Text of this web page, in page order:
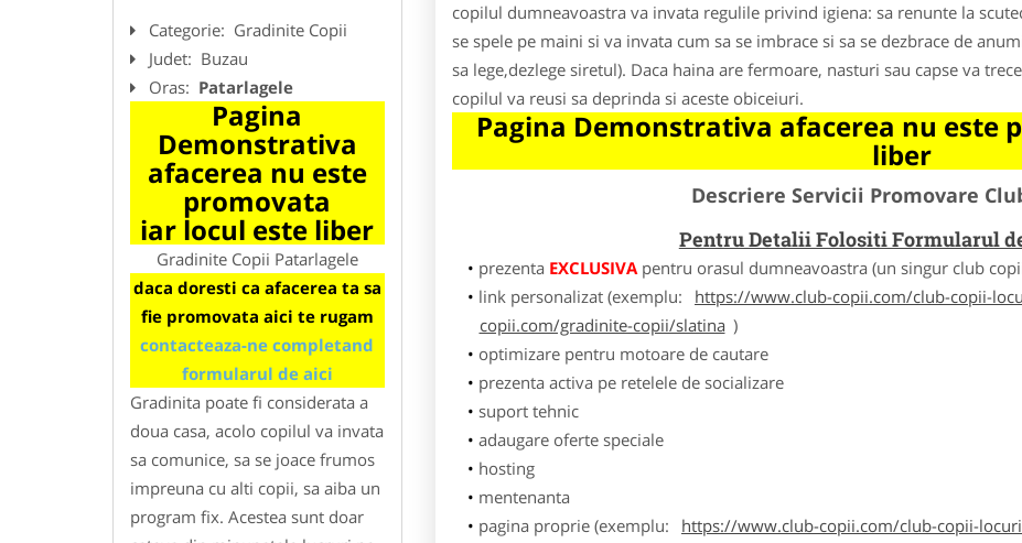
Categorie: Gradinite Copii
Judet: Buzau
Oras: Patarlagele
Pagina
Demonstrativa
afacerea nu este
promovata
iar locul este liber
Gradinite Copii Patarlagele
daca doresti ca afacerea ta sa
fie promovata aici te rugam
contacteaza-ne completand
formularul de aici
Gradinita poate fi considerata a
doua casa, acolo copilul va invata
sa comunice, sa se joace frumos
impreuna cu alti copii, sa aiba un
program fix. Acestea sunt doar
copilul dumneavoastra va invata regulile privind igiena: sa renunte la
se spele pe maini si va invata cum sa se imbrace si sa se dezbrace de
sa lege,dezlege siretul). Daca haina are fermoare, nasturi sau capse va
copilul va reusi sa deprinda si aceste obiceiuri.
Pagina Demonstrativa afacerea nu este
liber
Descriere Servicii Promovare
Pentru Detalii Folositi Formularul
prezenta EXCLUSIVApentru orasul dumneavoastra (un singur club
link personalizat (exemplu:
https://www.club-copii.com/club-copii-
copii.com/gradinite-copii/slatina )
optimizare pentru motoare de cautare
prezenta activa pe retelele de socializare
suport tehnic
adaugare oferte speciale
hosting
mentenanta
pagina proprie (exemplu:
https://www.club-copii.com/club-copii-